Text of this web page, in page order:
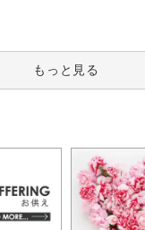
もっと見る